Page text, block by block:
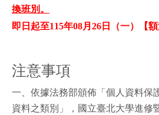
換班別。
即日起至115年08月26日（一）【
注意事項
一、依據法務部頒佈「個人資料保
資料之類別」，國立臺北大學進修